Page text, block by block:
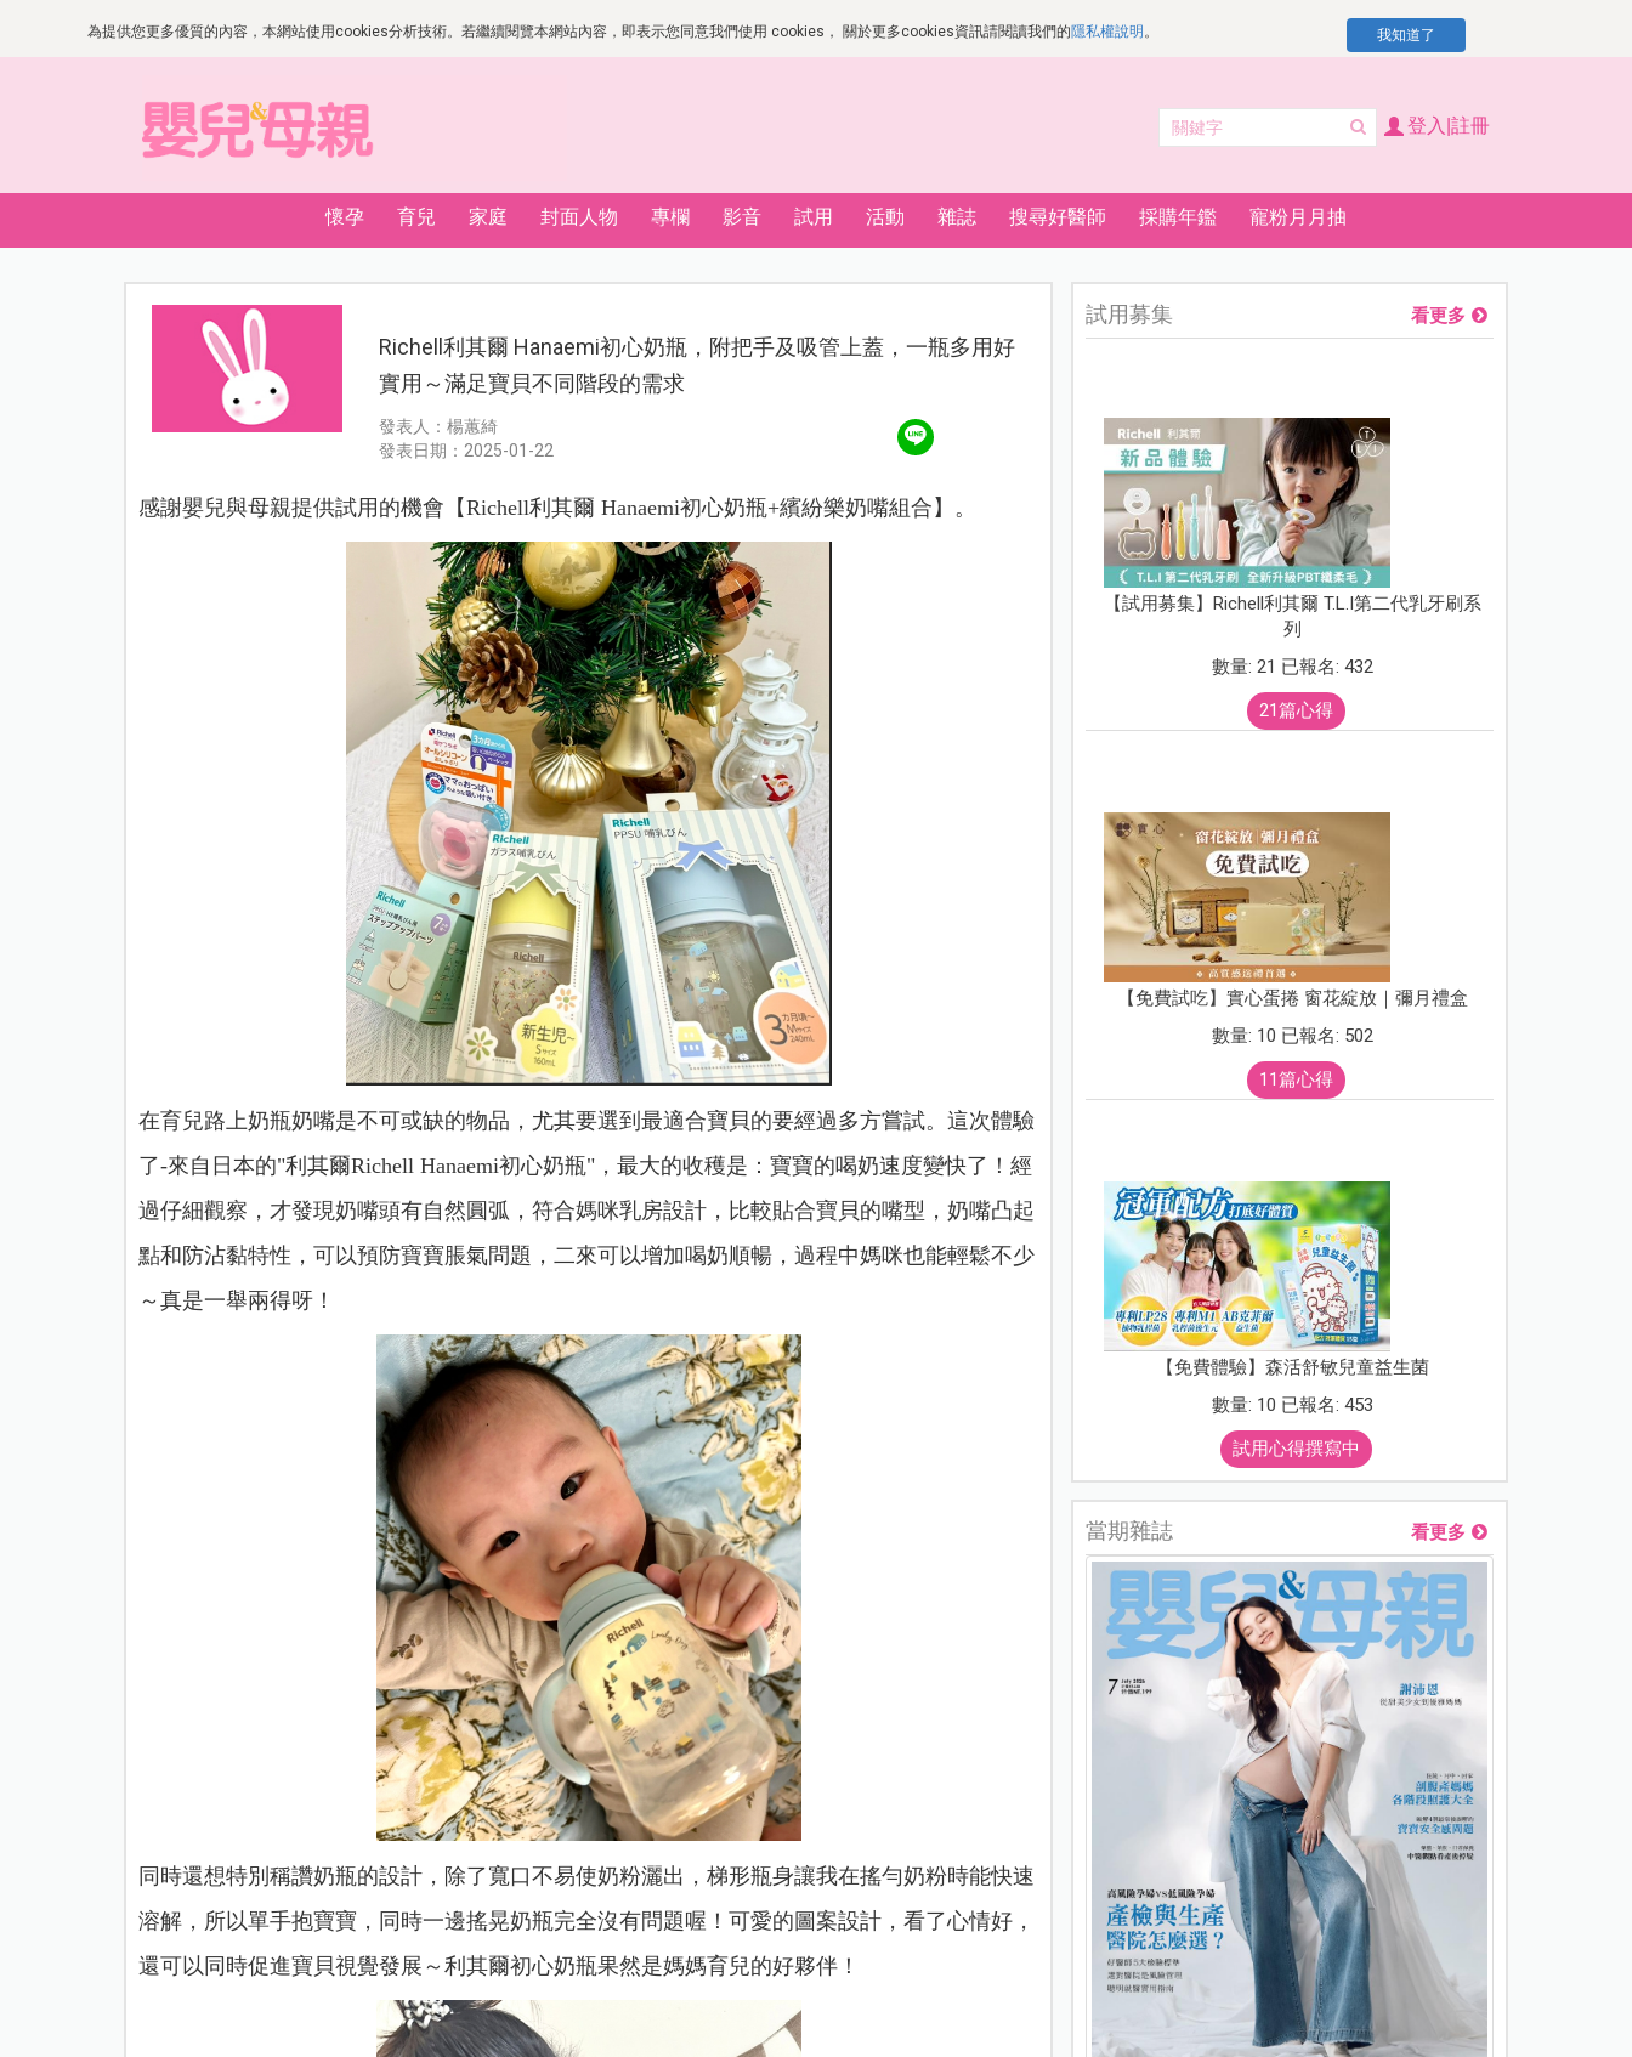
為提供您更多優質的內容，本網站使用cookies分析技術。若繼續閱覽本網站內容，即表示您同意我們使用 cookies， 關於更多cookies資訊請閱讀我們的隱私權說明 。 我知道了
登入|註冊
懷孕 育兒 家庭 封面人物 專欄 影音 試用 活動 雜誌 搜尋好醫師 採購年鑑 寵粉月月抽
Richell利其爾 Hanaemi初心奶瓶，附把手及吸管上蓋，一瓶多用好
實用～滿足寶貝不同階段的需求
發表人：楊蕙綺
發表日期：2025-01-22
感謝嬰兒與母親提供試用的機會【Richell利其爾 Hanaemi初心奶瓶+繽紛樂奶嘴組合】。
在育兒路上奶瓶奶嘴是不可或缺的物品，尤其要選到最適合寶貝的要經過多方嘗試。這次體驗
了-來自日本的"利其爾Richell Hanaemi初心奶瓶"，最大的收穫是：寶寶的喝奶速度變快了！經
過仔細觀察，才發現奶嘴頭有自然圓弧，符合媽咪乳房設計，比較貼合寶貝的嘴型，奶嘴凸起
點和防沾黏特性，可以預防寶寶脹氣問題，二來可以增加喝奶順暢，過程中媽咪也能輕鬆不少
～真是一舉兩得呀！
同時還想特別稱讚奶瓶的設計，除了寬口不易使奶粉灑出，梯形瓶身讓我在搖勻奶粉時能快速
溶解，所以單手抱寶寶，同時一邊搖晃奶瓶完全沒有問題喔！可愛的圖案設計，看了心情好，
還可以同時促進寶貝視覺發展～利其爾初心奶瓶果然是媽媽育兒的好夥伴！
試用募集 看更多
【試用募集】Richell利其爾 T.L.I第二代乳牙刷系
列
數量: 21 已報名: 432
21篇心得
【免費試吃】實心蛋捲 窗花綻放｜彌月禮盒
數量: 10 已報名: 502
11篇心得
【免費體驗】森活舒敏兒童益生菌
數量: 10 已報名: 453
試用心得撰寫中
當期雜誌 看更多